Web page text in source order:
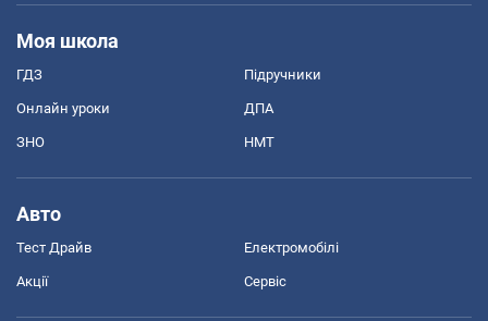
Моя школа
ГДЗ Підручники
Онлайн уроки ДПА
ЗНО НМТ
Авто
Тест Драйв Електромобілі
Акції Сервіс